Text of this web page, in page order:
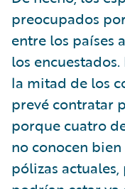
preocupados
entre los países
los
la mitad de los
prevé contratar
porque cuatro
no conocen
pólizas